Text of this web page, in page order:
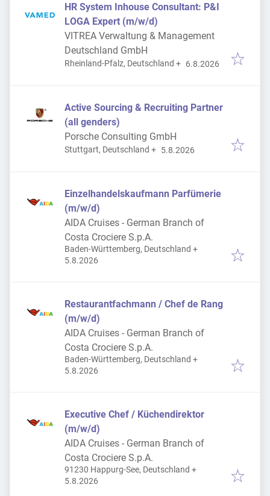
HR System Inhouse Consultant: P&I
LOGA Expert (m/w/d)
VITREA Verwaltung & Management
Deutschland GmbH
Rheinland-Pfalz, Deutschland + Veröffentlicht:
6.8.2026
Active Sourcing & Recruiting Partner
(all genders)
Porsche Consulting GmbH
Stuttgart, Deutschland + Veröffentlicht
5.8.2026
Einzelhandelskaufmann Parfümerie
(m/w/d)
AIDA Cruises - German Branch of
Costa Crociere S.p.A.
Baden-Württemberg, Deutschland +
Veröffentlicht
5.8.2026
Restaurantfachmann / Chef de Rang
(m/w/d)
AIDA Cruises - German Branch of
Costa Crociere S.p.A.
Baden-Württemberg, Deutschland +
Veröffentlicht
5.8.2026
Executive Chef / Küchendirektor
(m/w/d)
AIDA Cruises - German Branch of
Costa Crociere S.p.A.
91230 Happurg-See, Deutschland +
Veröffentlicht
5.8.2026